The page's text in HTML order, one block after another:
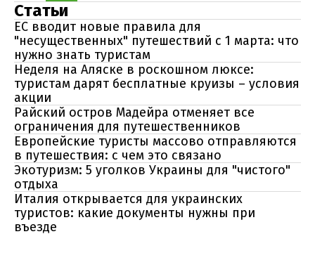
Статьи
ЕС вводит новые правила для
"несущественных" путешествий с 1 марта: что
нужно знать туристам
Неделя на Аляске в роскошном люксе:
туристам дарят бесплатные круизы – условия
акции
Райский остров Мадейра отменяет все
ограничения для путешественников
Европейские туристы массово отправляются
в путешествия: с чем это связано
Экотуризм: 5 уголков Украины для "чистого"
отдыха
Италия открывается для украинских
туристов: какие документы нужны при
въезде